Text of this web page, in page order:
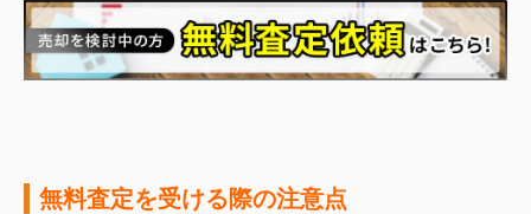
無料査定を受ける際の注意点